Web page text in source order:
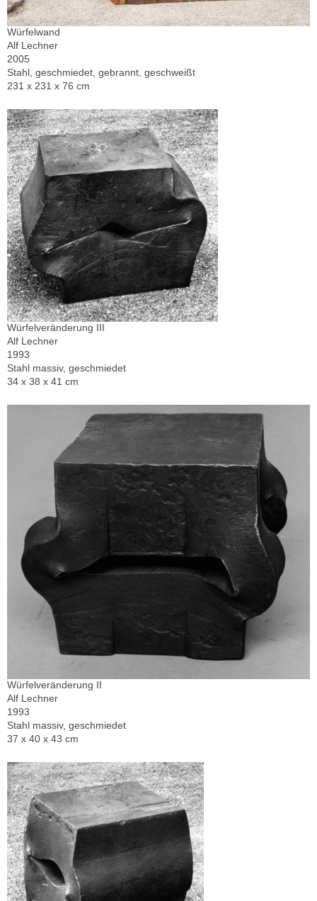
Würfelwand
Alf Lechner
2005
Stahl, geschmiedet, gebrannt, geschweißt
231 x 231 x 76 cm
Würfelveränderung III
Alf Lechner
1993
Stahl massiv, geschmiedet
34 x 38 x 41 cm
Würfelveränderung II
Alf Lechner
1993
Stahl massiv, geschmiedet
37 x 40 x 43 cm